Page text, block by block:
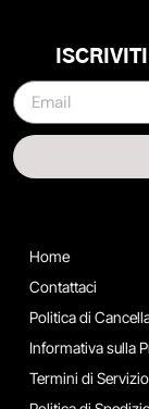
Home
Contattaci
Politica di
Informativa sulla
Termini di Servizio